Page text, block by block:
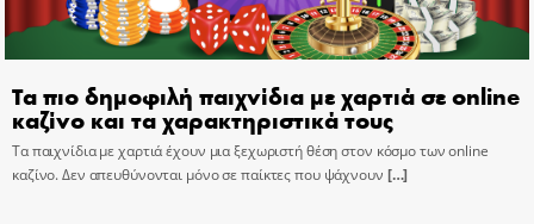
Τα πιο δημοφιλή παιχνίδια με χαρτιά σε online
καζίνο και τα χαρακτηριστικά τους
Τα παιχνίδια με χαρτιά έχουν μια ξεχωριστή θέση στον κόσμο των online
καζίνο. Δεν απευθύνονται μόνο σε παίκτες που ψάχνουν […]